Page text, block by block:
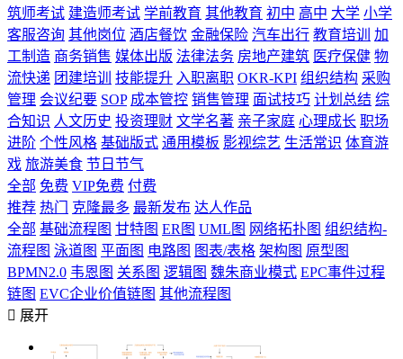
筑师考试 建造师考试 学前教育 其他教育 初中 高中 大学 小学
客服咨询 其他岗位 酒店餐饮 金融保险 汽车出行 教育培训
加
工制造 商务销售 媒体出版 法律法务 房地产建筑 医疗保健 物
流快递 团建培训 技能提升 入职离职 OKR-KPI 组织结构 采购
管理 会议纪要 SOP 成本管控 销售管理 面试技巧 计划总结 综
合知识 人文历史 投资理财 文学名著 亲子家庭 心理成长 职场
进阶 个性风格 基础版式 通用模板 影视综艺 生活常识 体育游
戏 旅游美食 节日节气
全部 免费 VIP免费 付费
推荐 热门 克隆最多 最新发布 达人作品
全部 基础流程图 甘特图 ER图 UML图 网络拓扑图 组织结构-
流程图 泳道图 平面图 电路图 图表/表格 架构图 原型图
BPMN2.0 韦恩图 关系图 逻辑图 魏朱商业模式 EPC事件过程
链图 EVC企业价值链图 其他流程图
 展开